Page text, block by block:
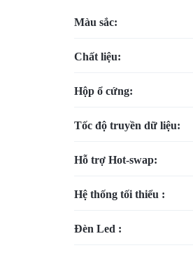
VỤ
BẢO
SOÁT
NÂNG
CẤP
Màu sắc:
Chất liệu:
Hộp ổ cứng:
Tốc độ truyền dữ liệu:
Hỗ trợ Hot-swap:
Hệ thống tối thiểu :
Đèn Led :